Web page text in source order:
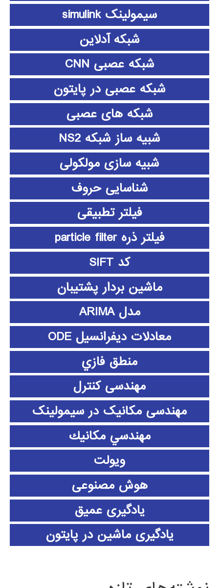
سیمولینک simulink
شبکه آدلاین
شبکه عصبی CNN
شبکه عصبی در پایتون
شبکه های عصبی
شبیه ساز شبکه NS2
شبیه سازی مولکولی
شناسایی حروف
فیلتر تطبیقی
فیلتر ذره particle filter
کد SIFT
ماشین بردار پشتیبان
مدل ARIMA
معادلات دیفرانسیل ODE
منطق فازي
مهندسی کنترل
مهندسی مکانیک در سیمولینک
مهندسي مكانيك
ویولت
هوش مصنوعی
یادگیری عمیق
یادگیری ماشین در پایتون